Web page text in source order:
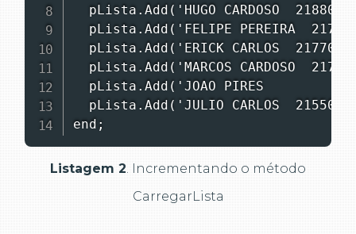
pLista.Add('HUGO CARDOSO
pLista.Add('FELIPE PEREIRA
pLista.Add('ERICK CARLOS
pLista.Add('MARCOS CARDOSO
pLista.Add('JOAO PIRES
pLista.Add('JULIO CARLOS
end;
Listagem 2 . Incrementando o método
CarregarLista